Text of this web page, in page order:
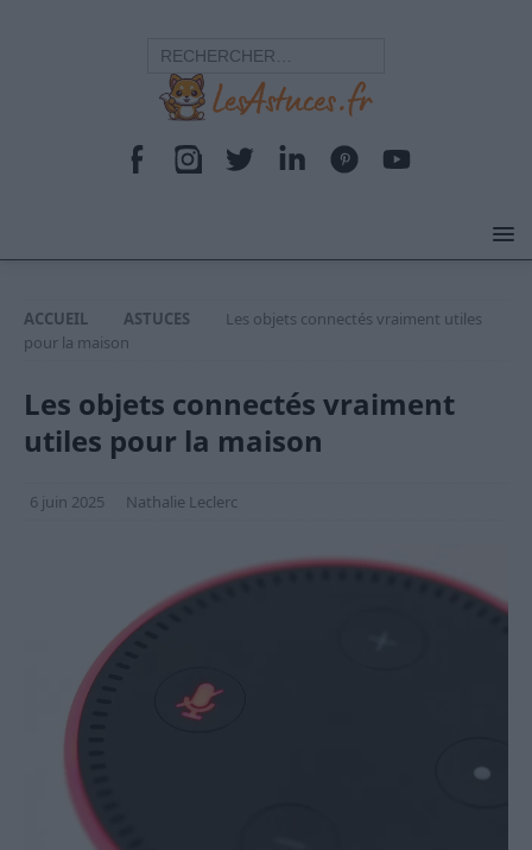
ACCUEIL ASTUCES
Les objets connectés vraiment utiles
pour la maison
Les objets connectés vraiment
utiles pour la maison
6 juin 2025 Nathalie Leclerc